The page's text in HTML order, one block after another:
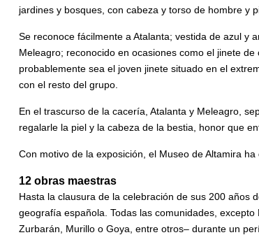
jardines y bosques, con cabeza y torso de hombre y
Se reconoce fácilmente a Atalanta; vestida de azul y
Meleagro; reconocido en ocasiones como el jinete
probablemente sea el joven jinete situado en el
con el resto del grupo.
En el trascurso de la cacería, Atalanta y Meleagro,
regalarle la piel y la cabeza de la bestia, honor que
Con motivo de la exposición, el Museo de Altamira
12 obras maestras
Hasta la clausura de la celebración de sus 200 años
geografía española. Todas las comunidades,
Zurbarán, Murillo o Goya, entre otros– durante un